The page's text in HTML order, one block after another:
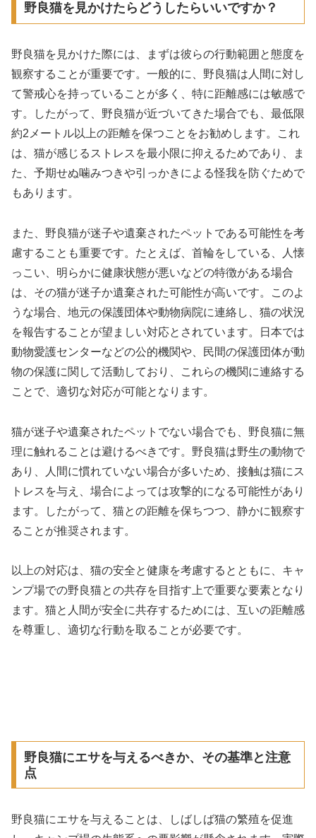
野良猫を見かけたらどうしたらいいですか？
野良猫を見かけた際には、まずは彼らの行動範囲と態度を
観察することが重要です。一般的に、野良猫は人間に対し
て警戒心を持っていることが多く、特に距離感には敏感で
す。したがって、野良猫が近づいてきた場合でも、最低限
約2メートル以上の距離を保つことをお勧めします。これ
は、猫が感じるストレスを最小限に抑えるためであり、ま
た、予期せぬ噛みつきや引っかきによる怪我を防ぐためで
もあります。
また、野良猫が迷子や遺棄されたペットである可能性を考
慮することも重要です。たとえば、首輪をしている、人懐
っこい、明らかに健康状態が悪いなどの特徴がある場合
は、その猫が迷子か遺棄された可能性が高いです。このよ
うな場合、地元の保護団体や動物病院に連絡し、猫の状況
を報告することが望ましい対応とされています。日本では
動物愛護センターなどの公的機関や、民間の保護団体が動
物の保護に関して活動しており、これらの機関に連絡する
ことで、適切な対応が可能となります。
猫が迷子や遺棄されたペットでない場合でも、野良猫に無
理に触れることは避けるべきです。野良猫は野生の動物で
あり、人間に慣れていない場合が多いため、接触は猫にス
トレスを与え、場合によっては攻撃的になる可能性があり
ます。したがって、猫との距離を保ちつつ、静かに観察す
ることが推奨されます。
以上の対応は、猫の安全と健康を考慮するとともに、キャ
ンプ場での野良猫との共存を目指す上で重要な要素となり
ます。猫と人間が安全に共存するためには、互いの距離感
を尊重し、適切な行動を取ることが必要です。
野良猫にエサを与えるべきか、その基準と注意
点
野良猫にエサを与えることは、しばしば猫の繁殖を促進